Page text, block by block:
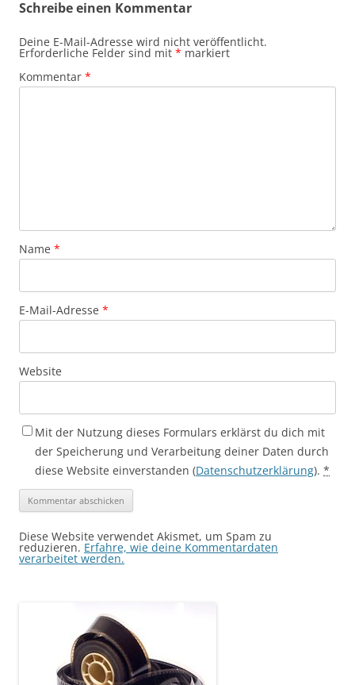
Schreibe einen Kommentar
Deine E-Mail-Adresse wird nicht veröffentlicht.
Erforderliche Felder sind mit * markiert
Kommentar *
Name *
E-Mail-Adresse *
Website
Mit der Nutzung dieses Formulars erklärst du dich mit
der Speicherung und Verarbeitung deiner Daten durch
diese Website einverstanden (Datenschutzerklärung). *
Diese Website verwendet Akismet, um Spam zu
reduzieren. Erfahre, wie deine Kommentardaten
verarbeitet werden.